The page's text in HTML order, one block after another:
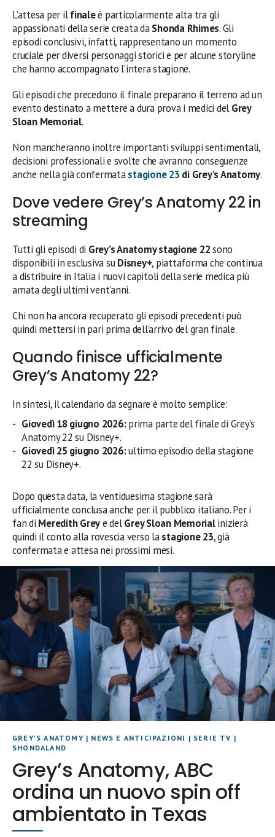
L’attesa per ilfinaleè particolarmente alta tra gli
appassionati della serie creata daShonda Rhimes. Gli
episodi conclusivi, infatti, rappresentano un momento
cruciale per diversi personaggi storici e per alcune storyline
che hanno accompagnato l’intera stagione.
Gli episodi che precedono il finale preparano il terreno ad un
evento destinato a mettere a dura prova i medici del Grey
Sloan Memorial.
Non mancheranno inoltre importanti sviluppi sentimentali,
decisioni professionali e svolte che avranno conseguenze
anche nella già confermatastagione 23 di Grey’s Anatomy.
Dove vedere Grey’s Anatomy 22 in
streaming
Tutti gli episodi di Grey’s Anatomy stagione 22sono
disponibili in esclusiva suDisney+, piattaforma che continua
a distribuire in Italia i nuovi capitoli della serie medica più
amata degli ultimi vent’anni.
Chi non ha ancora recuperato gli episodi precedenti può
quindi mettersi in pari prima dell’arrivo del gran finale.
Quando finisce ufficialmente
Grey’s Anatomy 22?
In sintesi, il calendario da segnare è molto semplice:
Giovedì 18 giugno 2026:prima parte del finale di Grey’s
Anatomy 22 su Disney+.
Giovedì 25 giugno 2026:ultimo episodio della stagione
22 su Disney+.
Dopo questa data, la ventiduesima stagione sarà
ufficialmente conclusa anche per il pubblico italiano. Per i
fan di Meredith Greye delGrey Sloan Memorialinizierà
quindi il conto alla rovescia verso lastagione 23, già
confermata e attesa nei prossimi mesi.
GREY'S ANATOMY| NEWS E ANTICIPAZIONI | SERIE TV |
SHONDALAND
Grey’s Anatomy, ABC
ordina un nuovo spin off
ambientato in Texas